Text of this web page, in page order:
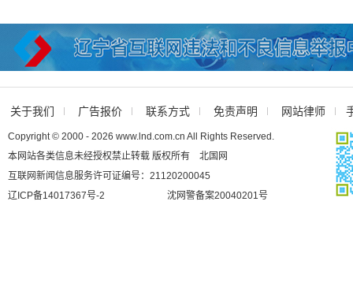
关于我们 广告报价 联系方式 免责声明 网站律师
Copyright © 2000 - 2026 www.lnd.com.cn All Rights Reserved.
本网站各类信息未经授权禁止转载 版权所有 北国网
互联网新闻信息服务许可证编号：21120200045
辽ICP备14017367号-2
沈网警备案20040201号